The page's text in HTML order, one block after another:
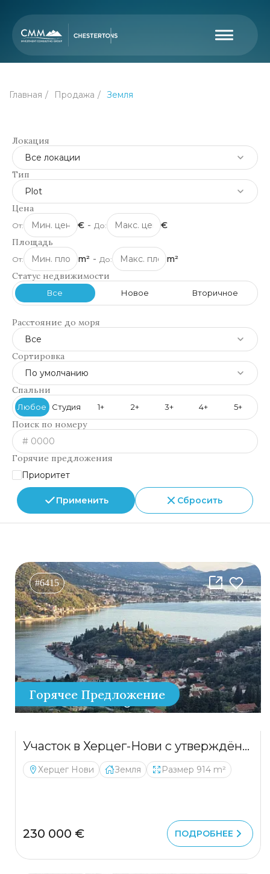
Главная Продажа Земля
Локация
Все локации
Тип
Plot
Цена
От: € - До:
€
Площадь
От: m² - До:
m²
Статус недвижимости
Все Новое Вторичное
Расстояние до моря
Все
Сортировка
По умолчанию
Спальни
Любое Студия 1+ 2+ 3+ 4+ 5+
Поиск по номеру
Горячие предложения
Приоритет
Применить Сбросить
#6415
Горячее Предложение
Участок в Херцег-Нови с утверждённым проектом
Херцег Нови Земля Размер 914 m²
230 000 € ПОДРОБНЕЕ